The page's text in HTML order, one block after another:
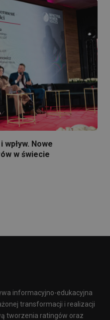
Nowe
w świecie
informacyjno-edukacyjna
transformacji i realizacji
tworzenia ratingów oraz